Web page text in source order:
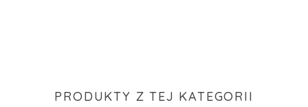
PRODUKTY Z TEJ KATEGORII